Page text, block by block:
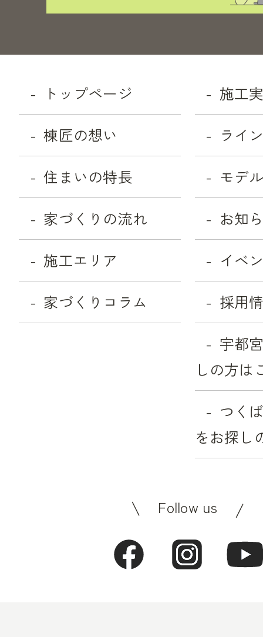
トップページ
棟匠の想い
住まいの特長
施工
ライ
モデ
家づくりの流れ
施工エリア
家づくりコラム
お知
イベ
採用
宇都
しの方は
つく
をお探し
Follow us